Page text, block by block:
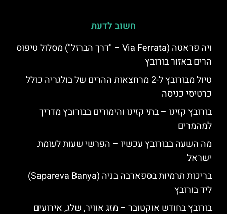
חשוב לדעת
ויה פראטה (Via Ferrata – "דרך הברזל") מסלול טיפוס
הרים באזור בורובץ
טיול מבורובץ ל-2 מרחצאות ההרים של בולגריה כולל
כרטיסי כניסה
בורובץ קזינו – בתי קזינו והימורים בבורובץ מדריך
למהמרים
מה השעה בבורובץ עכשיו – הפרשי שעות לעומת
ישראל
בריכות תרמיות בספארבה בניה (Sapareva Banya)
ליד בורובץ
בורובץ בחודש אוקטובר – מזג אוויר, שלג, אירועים